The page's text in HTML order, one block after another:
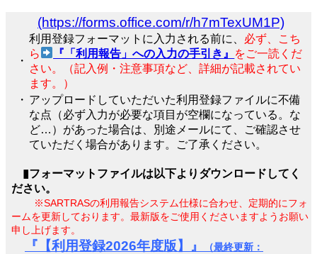
(https://forms.office.com/r/h7mTexUM1P)
・
利用登録フォーマットに入力される前に、 必ず、こち
ら
『「利用報告」への入力の手引き』
をご一読くだ
さい。（記入例・注意事項など、詳細が記載されてい
ます。）
・ アップロードしていただいた利用登録ファイルに不備
な点（必ず入力が必要な項目が空欄になっている。な
ど…）があった場合は、別途メールにて、ご確認させ
ていただく場合があります。ご了承ください。
▮フォーマットファイルは以下よりダウンロードしてく
ださい。
※SARTRASの利用報告システム仕様に合わせ、定期的にフォ
ームを更新しております。 最新版をご使用くださいますようお願い
申し上げます。
『【利用登録2026年度版】』
（最終更新：